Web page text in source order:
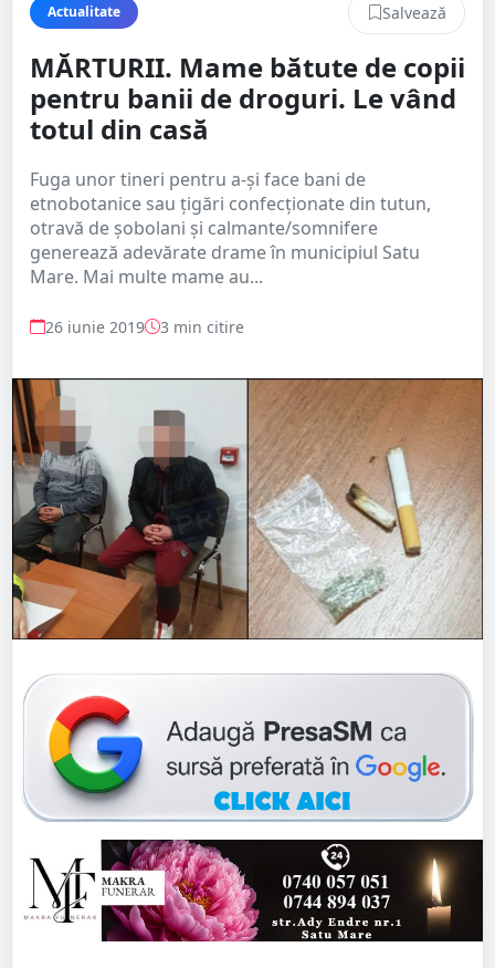
Actualitate Salvează
MĂRTURII. Mame bătute de copii
pentru banii de droguri. Le vând
totul din casă
Fuga unor tineri pentru a-și face bani de
etnobotanice sau țigări confecționate din tutun,
otravă de șobolani și calmante/somnifere
generează adevărate drame în municipiul Satu
Mare. Mai multe mame au...
26 iunie 2019 3 min citire